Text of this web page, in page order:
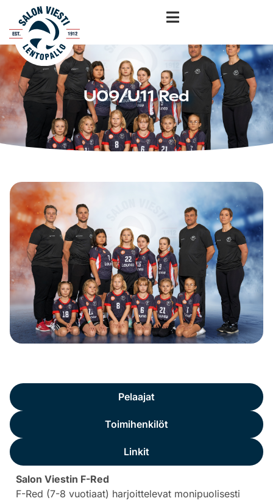
U09/U11 Red
Pelaajat
Toimihenkilöt
Linkit
Salon Viestin F-Red
F-Red (7-8 vuotiaat) harjoittelevat monipuolisesti